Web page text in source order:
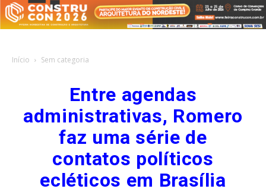
Início Sem categoria
Entre agendas
administrativas, Romero
faz uma série de
contatos políticos
ecléticos em Brasília